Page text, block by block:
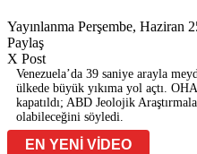
Yayınlanma Perşembe, Haziran
Paylaş
X Post
Venezuela’da 39 saniye arayla
ülkede büyük yıkıma yol açtı.
kapatıldı; ABD Jeolojik
olabileceğini söyledi.
EN YENİ VİDEO